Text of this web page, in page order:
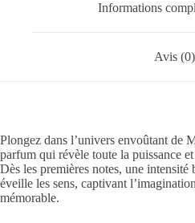
Informations
Avis (0)
Plongez dans l’univers envoûtant de
parfum qui révèle toute la puissance
Dès les premières notes, une intensité
éveille les sens, captivant
mémorable.